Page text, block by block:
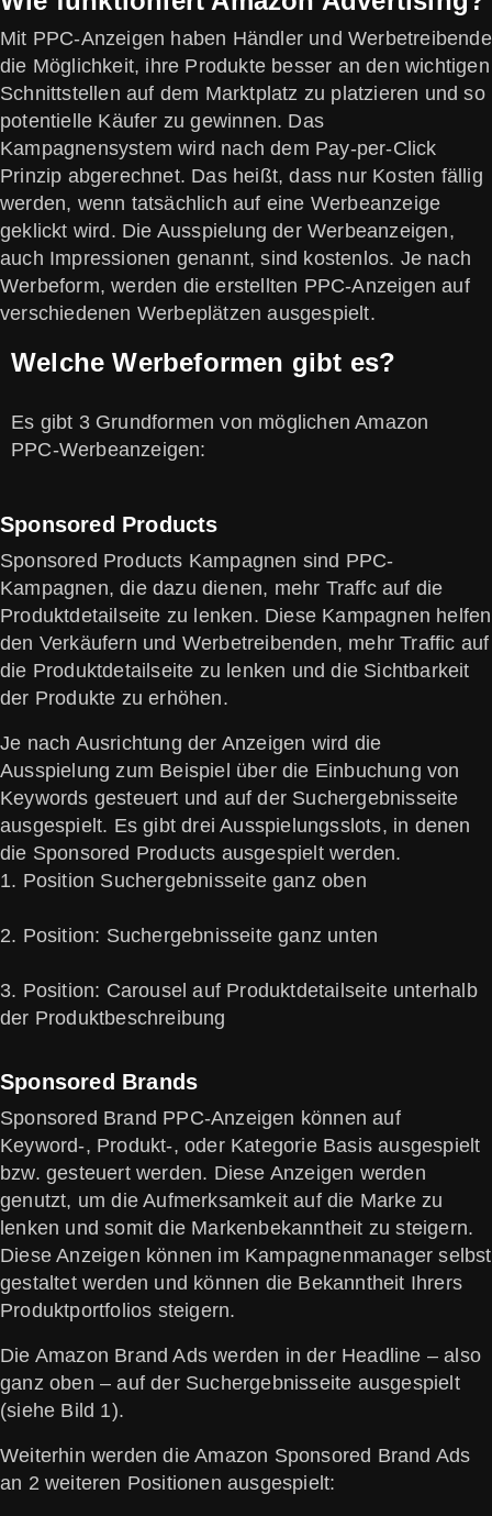
Mit PPC-Anzeigen haben Händler und Werbetreibende
die Möglichkeit, ihre Produkte besser an den wichtigen
Schnittstellen auf dem Marktplatz zu platzieren und so
potentielle Käufer zu gewinnen. Das
Kampagnensystem wird nach dem Pay-per-Click
Prinzip abgerechnet. Das heißt, dass nur Kosten fällig
werden, wenn tatsächlich auf eine Werbeanzeige
geklickt wird. Die Ausspielung der Werbeanzeigen,
auch Impressionen genannt, sind kostenlos. Je nach
Werbeform, werden die erstellten PPC-Anzeigen auf
verschiedenen Werbeplätzen ausgespielt.
Welche Werbeformen gibt es?
Es gibt 3 Grundformen von möglichen Amazon
PPC-Werbeanzeigen:
Sponsored Products
Sponsored Products Kampagnen sind PPC-
Kampagnen, die dazu dienen, mehr Traffc auf die
Produktdetailseite zu lenken. Diese Kampagnen helfen
den Verkäufern und Werbetreibenden, mehr Traffic auf
die Produktdetailseite zu lenken und die Sichtbarkeit
der Produkte zu erhöhen.
Je nach Ausrichtung der Anzeigen wird die
Ausspielung zum Beispiel über die Einbuchung von
Keywords gesteuert und auf der Suchergebnisseite
ausgespielt. Es gibt drei Ausspielungsslots, in denen
die Sponsored Products ausgespielt werden.
1. Position Suchergebnisseite ganz oben
2. Position: Suchergebnisseite ganz unten
3. Position: Carousel auf Produktdetailseite unterhalb
der Produktbeschreibung
Sponsored Brands
Sponsored Brand PPC-Anzeigen können auf
Keyword-, Produkt-, oder Kategorie Basis ausgespielt
bzw. gesteuert werden. Diese Anzeigen werden
genutzt, um die Aufmerksamkeit auf die Marke zu
lenken und somit die Markenbekanntheit zu steigern.
Diese Anzeigen können im Kampagnenmanager selbst
gestaltet werden und können die Bekanntheit Ihrers
Produktportfolios steigern.
Die Amazon Brand Ads werden in der Headline – also
ganz oben – auf der Suchergebnisseite ausgespielt
(siehe Bild 1).
Weiterhin werden die Amazon Sponsored Brand Ads
an 2 weiteren Positionen ausgespielt: